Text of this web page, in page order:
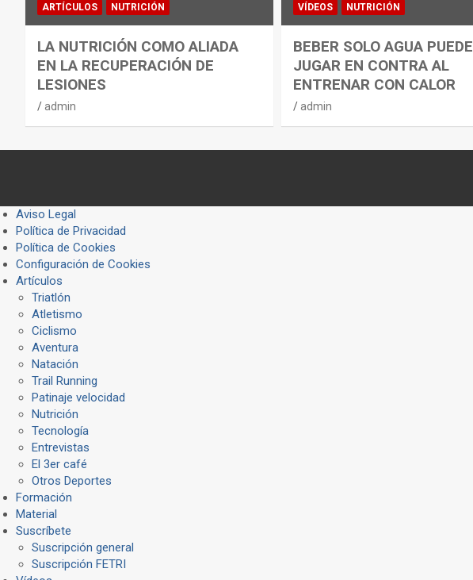
ARTÍCULOS NUTRICIÓN
LA NUTRICIÓN COMO ALIADA
EN LA RECUPERACIÓN DE
LESIONES
admin
VÍDEOS NUTRICIÓN
BEBER SOLO AGUA PUEDE
JUGAR EN CONTRA AL
ENTRENAR CON CALOR
admin
Aviso Legal
Política de Privacidad
Política de Cookies
Configuración de Cookies
Artículos
Triatlón
Atletismo
Ciclismo
Aventura
Natación
Trail Running
Patinaje velocidad
Nutrición
Tecnología
Entrevistas
El 3er café
Otros Deportes
Formación
Material
Suscríbete
Suscripción general
Suscripción FETRI